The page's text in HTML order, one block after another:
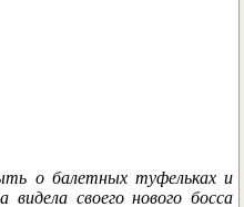
о балетных туфельках и
своего нового босса